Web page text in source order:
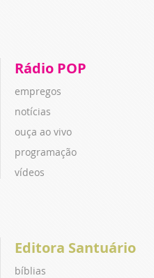
Rádio POP
empregos
notícias
ouça ao vivo
programação
vídeos
Editora Santuário
bíblias